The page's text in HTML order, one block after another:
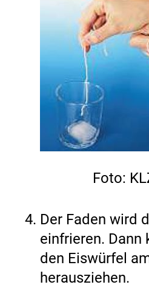
Foto:
Der Faden wird
einfrieren. Dann
den Eiswürfel
herausziehen.